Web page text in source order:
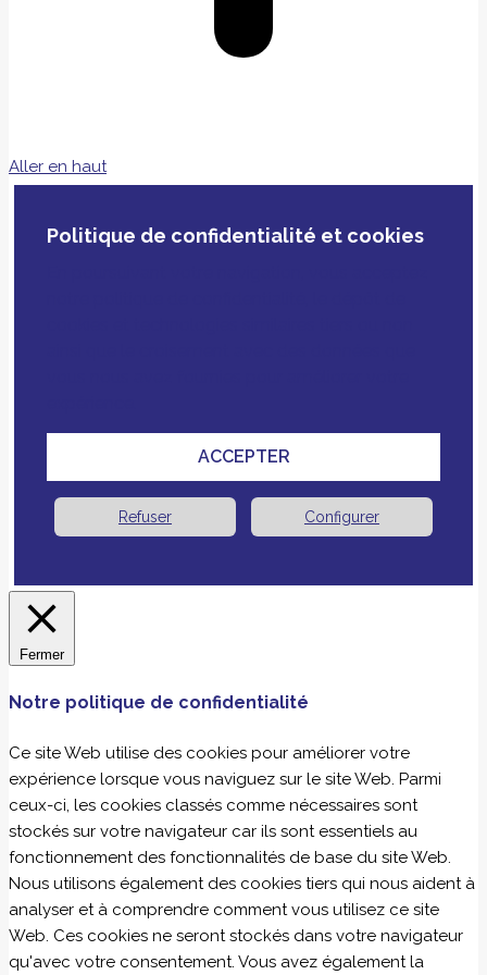
Aller en haut
Politique de confidentialité et cookies
ACCEPTER
Refuser Configurer
Fermer
Notre politique de confidentialité
Ce site Web utilise des cookies pour améliorer votre
expérience lorsque vous naviguez sur le site Web. Parmi
ceux-ci, les cookies classés comme nécessaires sont
stockés sur votre navigateur car ils sont essentiels au
fonctionnement des fonctionnalités de base du site Web.
Nous utilisons également des cookies tiers qui nous aident à
analyser et à comprendre comment vous utilisez ce site
Web. Ces cookies ne seront stockés dans votre navigateur
qu'avec votre consentement. Vous avez également la